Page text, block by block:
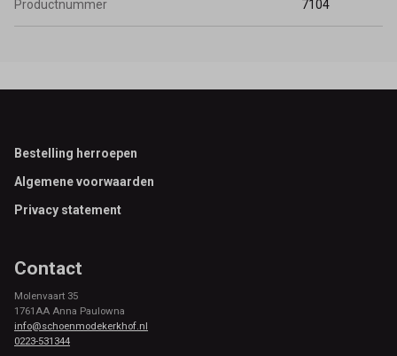
Productnummer 7104
Footer
Bestelling herroepen
Algemene voorwaarden
Privacy statement
Contact
Molenvaart 35
1761AA Anna Paulowna
info@schoenmodekerkhof.nl
0223-531344